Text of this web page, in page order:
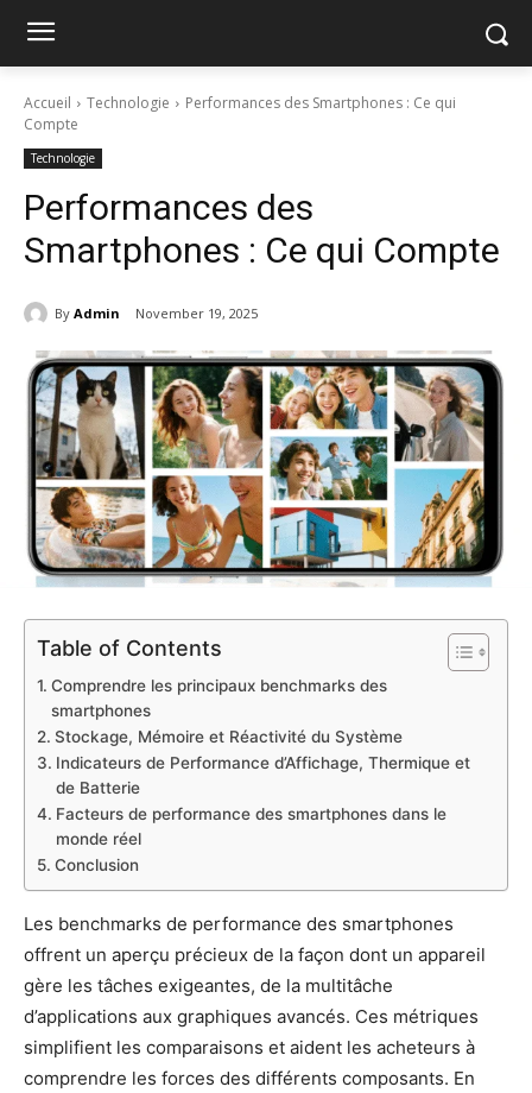
Accueil Technologie
Performances des Smartphones : Ce qui
Compte
Technologie
Performances des
Smartphones : Ce qui Compte
By Admin November 19, 2025
Table of Contents
Comprendre les principaux benchmarks des
smartphones
Stockage, Mémoire et Réactivité du Système
Indicateurs de Performance d’Affichage, Thermique et
de Batterie
Facteurs de performance des smartphones dans le
monde réel
Conclusion
Les benchmarks de performance des smartphones
offrent un aperçu précieux de la façon dont un appareil
gère les tâches exigeantes, de la multitâche
d’applications aux graphiques avancés. Ces métriques
simplifient les comparaisons et aident les acheteurs à
comprendre les forces des différents composants. En